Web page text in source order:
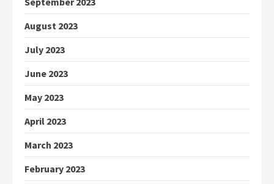
August 2023
July 2023
June 2023
May 2023
April 2023
March 2023
February 2023